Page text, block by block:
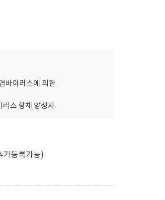
바이러스에 의한
러스 항체 양성자
가등록가능)